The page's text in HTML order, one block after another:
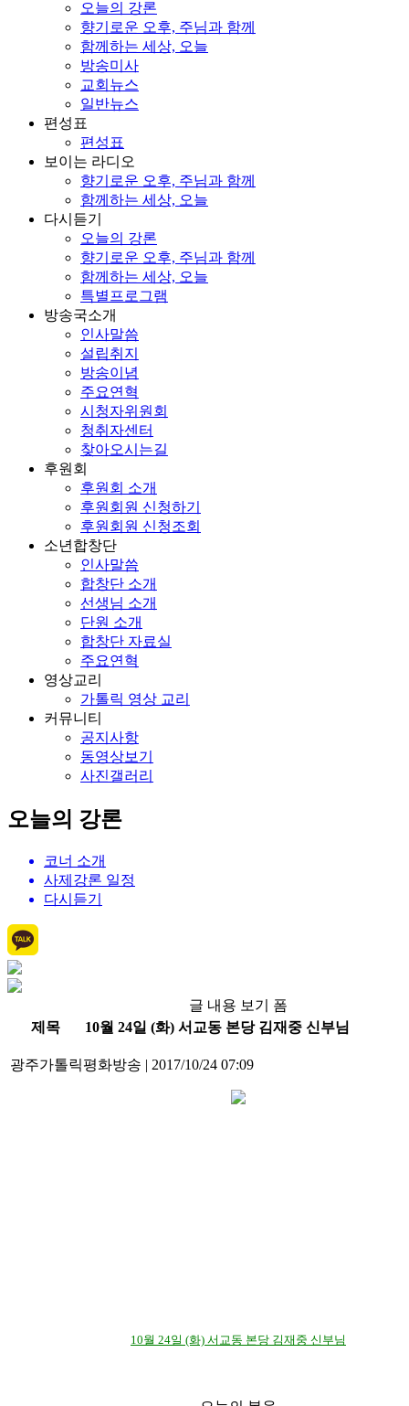
오늘의 강론
향기로운 오후, 주님과 함께
함께하는 세상, 오늘
방송미사
교회뉴스
일반뉴스
편성표
편성표
보이는 라디오
향기로운 오후, 주님과 함께
함께하는 세상, 오늘
다시듣기
오늘의 강론
향기로운 오후, 주님과 함께
함께하는 세상, 오늘
특별프로그램
방송국소개
인사말씀
설립취지
방송이념
주요연혁
시청자위원회
청취자센터
찾아오시는길
후원회
후원회 소개
후원회원 신청하기
후원회원 신청조회
소년합창단
인사말씀
합창단 소개
선생님 소개
단원 소개
합창단 자료실
주요연혁
영상교리
가톨릭 영상 교리
커뮤니티
공지사항
동영상보기
사진갤러리
오늘의 강론
코너 소개
사제강론 일정
다시듣기
글 내용 보기 폼
제목
10월 24일 (화) 서교동 본당 김재중 신부님
광주가톨릭평화방송 | 2017/10/24 07:09
10월 24일 (화) 서교동 본당 김재중 신부님